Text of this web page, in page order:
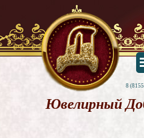
8
Ювелирный